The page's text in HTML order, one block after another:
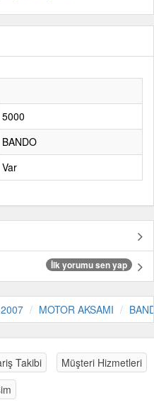
5000
BANDO
Var
İlk yorumu sen yap
MOTOR AKSAMI
Takibi
Müşteri Hizmetleri